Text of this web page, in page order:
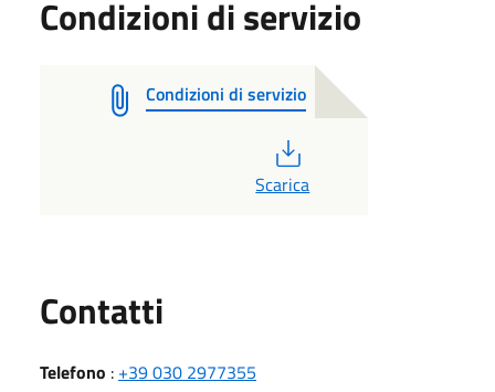
Condizioni di servizio
Condizioni di servizio
Scarica
Contatti
Telefono : +39 030 2977355